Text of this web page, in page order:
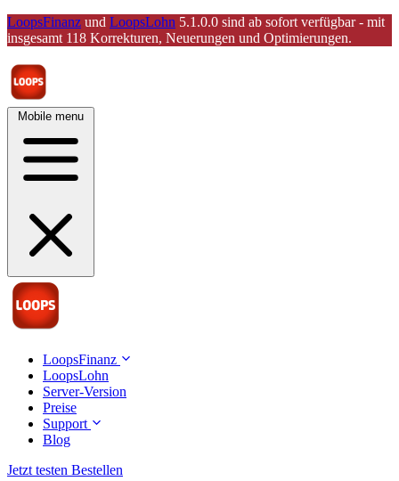
LoopsFinanz und LoopsLohn 5.1.0.0 sind ab sofort verfügbar - mit
insgesamt 118 Korrekturen, Neuerungen und Optimierungen.
Mobile menu
LoopsFinanz
LoopsLohn
Server-Version
Preise
Support
Blog
Jetzt testen Bestellen